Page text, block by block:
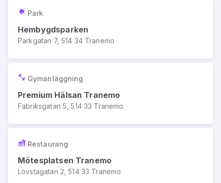
Park
Hembygdsparken
Parkgatan 7, 514 34 Tranemo
Gymanläggning
Premium Hälsan Tranemo
Fabriksgatan 5, 514 33 Tranemo
Restaurang
Mötesplatsen Tranemo
Lövstagatan 2, 514 33 Tranemo